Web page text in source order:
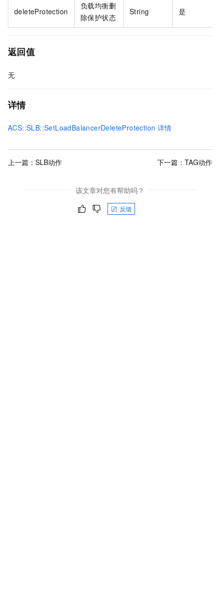
deleteProtection
负载均衡删
除保护状态
String 是
返回值
无
详情
ACS::SLB::SetLoadBalancerDeleteProtection 详情
上一篇： SLB动作 下一篇： TAG动作
该文章对您有帮助吗？
反馈